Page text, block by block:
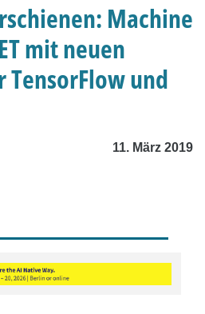
Machine
mit neuen
und
11. März 2019